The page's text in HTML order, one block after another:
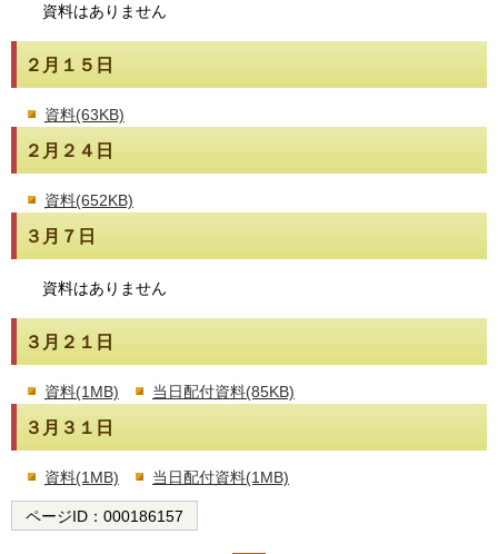
資料はありません
２月１５日
資料(63KB)
２月２４日
資料(652KB)
３月７日
資料はありません
３月２１日
資料(1MB) 当日配付資料(85KB)
３月３１日
資料(1MB) 当日配付資料(1MB)
ページID： 000186157